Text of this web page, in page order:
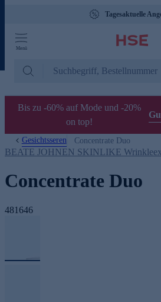
Tagesaktuelle
Menü
Bis zu -60% auf Mode und -20%
on top!
Gesichtsseren Concentrate Duo
BEATE JOHNEN SKINLIKE
Concentrate Duo
481646